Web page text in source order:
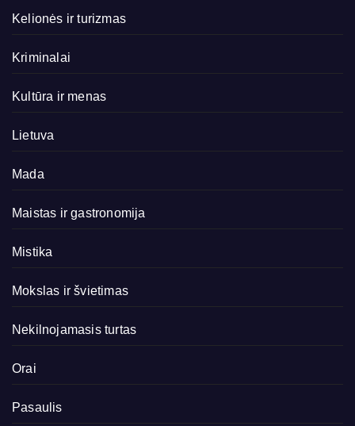
Kelionės ir turizmas
Kriminalai
Kultūra ir menas
Lietuva
Mada
Maistas ir gastronomija
Mistika
Mokslas ir švietimas
Nekilnojamasis turtas
Orai
Pasaulis